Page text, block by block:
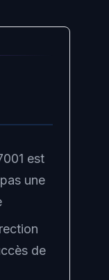
est
une
de